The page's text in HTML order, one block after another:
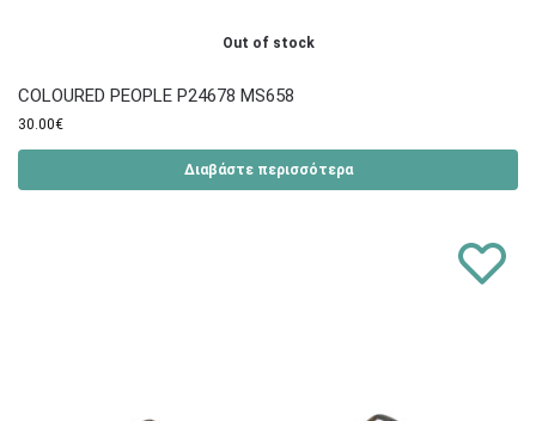
Out of stock
COLOURED PEOPLE P24678 MS658
30.00€
Διαβάστε περισσότερα